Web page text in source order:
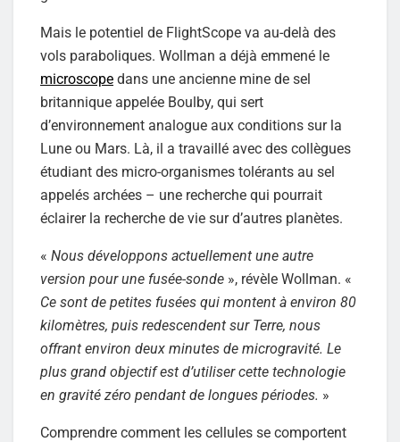
Mais le potentiel de FlightScope va au-delà des
vols paraboliques. Wollman a déjà emmené le
microscope dans une ancienne mine de sel
britannique appelée Boulby, qui sert
d’environnement analogue aux conditions sur la
Lune ou Mars. Là, il a travaillé avec des collègues
étudiant des micro-organismes tolérants au sel
appelés archées – une recherche qui pourrait
éclairer la recherche de vie sur d’autres planètes.
« Nous développons actuellement une autre
version pour une fusée-sonde », révèle Wollman. «
Ce sont de petites fusées qui montent à environ 80
kilomètres, puis redescendent sur Terre, nous
offrant environ deux minutes de microgravité. Le
plus grand objectif est d’utiliser cette technologie
en gravité zéro pendant de longues périodes. »
Comprendre comment les cellules se comportent